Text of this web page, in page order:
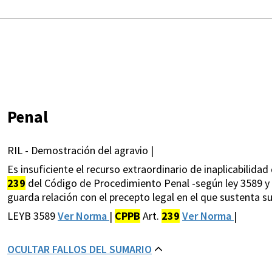
Penal
RIL - Demostración del agravio |
Es insuficiente el recurso extraordinario de
239 del Código de Procedimiento Penal -según ley 3589
guarda relación con el precepto legal en el que sustenta
LEYB 3589Ver Norma | CPPB Art. 239 Ver Norma |
OCULTAR FALLOS DEL SUMARIO